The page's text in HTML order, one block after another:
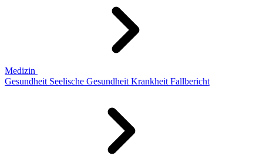
Medizin
Gesundheit Seelische Gesundheit Krankheit Fallbericht